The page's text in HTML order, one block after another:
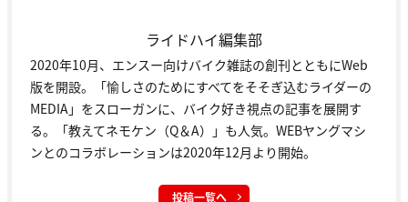
ライドハイ編集部
2020年10月、エンスー向けバイク雑誌の創刊とともにWeb
版を開設。「愉しさのためにすべてをそそぎ込むライダーの
MEDIA」をスローガンに、バイク好き視点の記事を展開す
る。「教えてネモケン（Q＆A）」も人気。WEBヤングマシ
ンとのコラボレーションは2020年12月より開始。
投稿一覧へ